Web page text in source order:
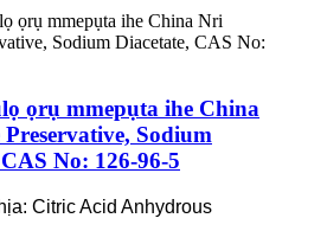
ọrụ mmepụta ihe China
Sodium
No: 126-96-5
Citric Acid Anhydrous